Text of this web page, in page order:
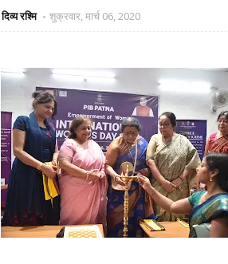
दिव्य रश्मि शुक्रवार, मार्च 06, 2020